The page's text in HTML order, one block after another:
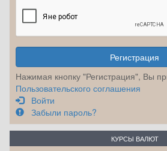
Нажимая кнопку "Регистрация", Вы
Пользовательского соглашения
Войти
Забыли пароль?
КУРСЫ ВАЛЮТ